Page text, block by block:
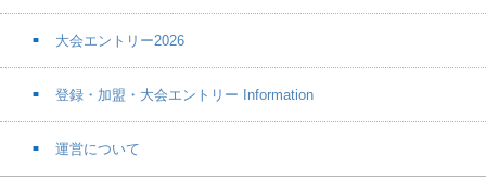
大会エントリー2026
登録・加盟・大会エントリー Information
運営について